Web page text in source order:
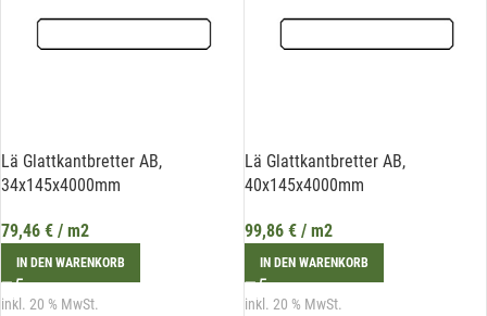
Lä Glattkantbretter AB,
34x145x4000mm
79,46 € / m2
IN DEN WARENKORB
inkl. 20 % MwSt.
Lä Glattkantbretter AB,
40x145x4000mm
99,86 €/ m2
IN DEN WARENKORB
inkl. 20 % MwSt.